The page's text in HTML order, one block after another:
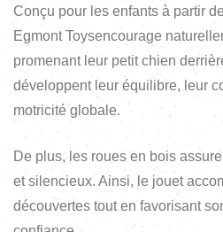
Conçu pour les enfants à partir
Egmont Toysencourage
promenant leur petit chien
développent leur équilibre, leur
motricité globale.
De plus, les roues en bois
et silencieux. Ainsi, le jouet
découvertes tout en favorisant